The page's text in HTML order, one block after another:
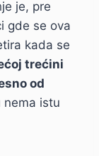
je, pre
gde se ova
kada se
trećini
od
nema istu